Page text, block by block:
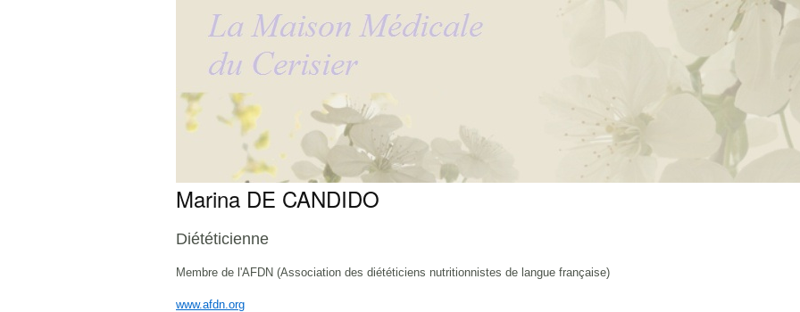
Marina DE CANDIDO
Diététicienne
Membre de l'AFDN (Association des diététiciens nutritionnistes de langue française)
www.afdn.org